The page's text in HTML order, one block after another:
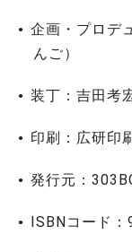
企画・プロデ
んご）
装丁：吉田考
印刷：広研印
発行元：
ISBNコード